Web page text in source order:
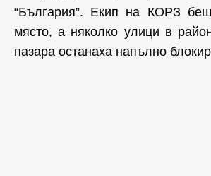
“България”. Екип на КОРЗ
място, а няколко улици в
пазара останаха напълно